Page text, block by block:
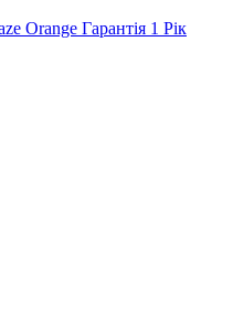
Orange Гарантія 1 Рік